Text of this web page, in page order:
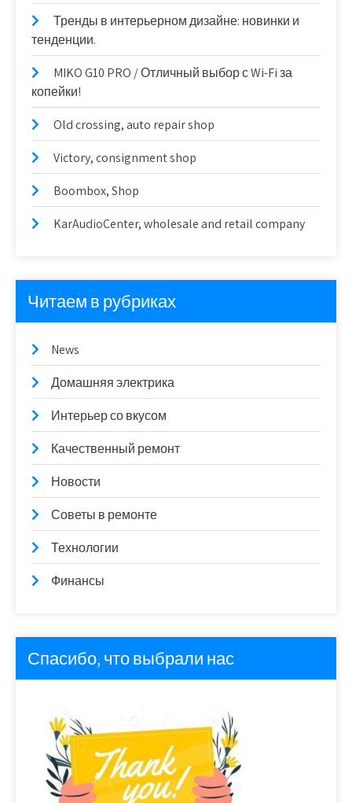
Тренды в интерьерном дизайне: новинки и
тенденции.
MIKO G10 PRO / Отличный выбор с Wi-Fi за
копейки!
Old crossing, auto repair shop
Victory, consignment shop
Boombox, Shop
KarAudioCenter, wholesale and retail company
Читаем в рубриках
News
Домашняя электрика
Интерьер со вкусом
Качественный ремонт
Новости
Советы в ремонте
Технологии
Финансы
Спасибо, что выбрали нас